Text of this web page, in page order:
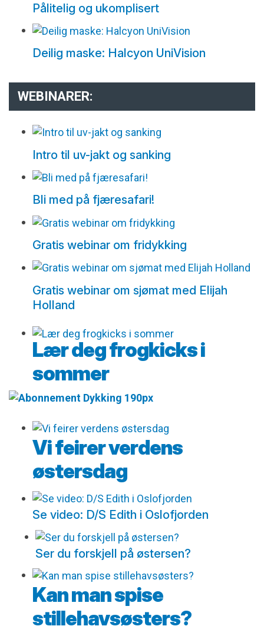
Pålitelig og ukomplisert
Deilig maske: Halcyon UniVision
WEBINARER:
Intro til uv-jakt og sanking
Bli med på fjæresafari!
Gratis webinar om fridykking
Gratis webinar om sjømat med Elijah
Holland
Lær deg frogkicks i
sommer
Vi feirer verdens
østersdag
Se video: D/S Edith i Oslofjorden
Ser du forskjell på østersen?
Kan man spise
stillehavsøsters?